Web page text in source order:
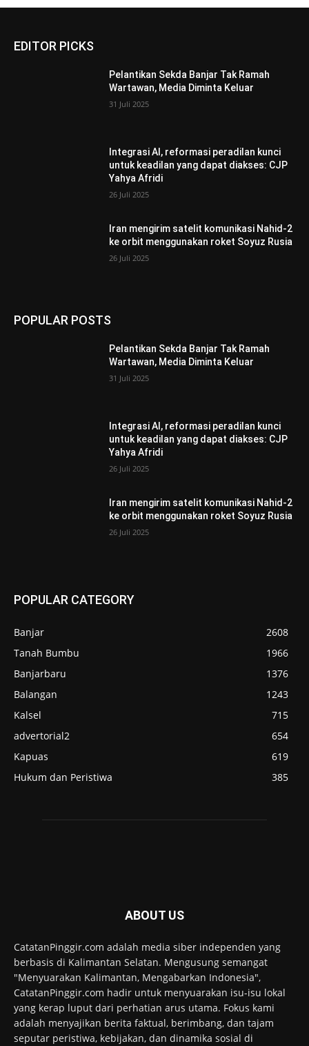
EDITOR PICKS
Pelantikan Sekda Banjar Tak Ramah
Wartawan, Media Diminta Keluar
31 Juli 2025
Integrasi AI, reformasi peradilan kunci
untuk keadilan yang dapat diakses: CJP
Yahya Afridi
26 Juli 2025
Iran mengirim satelit komunikasi Nahid-2
ke orbit menggunakan roket Soyuz Rusia
26 Juli 2025
POPULAR POSTS
Pelantikan Sekda Banjar Tak Ramah
Wartawan, Media Diminta Keluar
31 Juli 2025
Integrasi AI, reformasi peradilan kunci
untuk keadilan yang dapat diakses: CJP
Yahya Afridi
26 Juli 2025
Iran mengirim satelit komunikasi Nahid-2
ke orbit menggunakan roket Soyuz Rusia
26 Juli 2025
POPULAR CATEGORY
Banjar
2608
Tanah Bumbu
1966
Banjarbaru
1376
Balangan
1243
Kalsel
715
advertorial2
654
Kapuas
619
Hukum dan Peristiwa
385
ABOUT US
CatatanPinggir.com adalah media siber independen yang
berbasis di Kalimantan Selatan. Mengusung semangat
"Menyuarakan Kalimantan, Mengabarkan Indonesia",
CatatanPinggir.com hadir untuk menyuarakan isu-isu lokal
yang kerap luput dari perhatian arus utama. Fokus kami
adalah menyajikan berita faktual, berimbang, dan tajam
seputar peristiwa, kebijakan, dan dinamika sosial di